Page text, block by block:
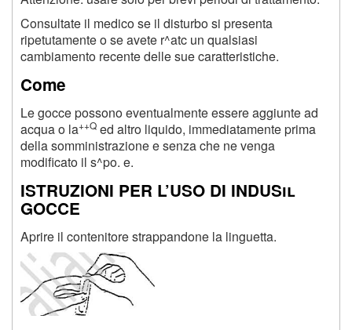
Consultate il medico se il disturbo si presenta
ripetutamente o se avete r^atc un qualsiasi
cambiamento recente delle sue caratteristiche.
Come
Le gocce possono eventualmente essere aggiunte ad
acqua o la++Q ed altro liquido, immediatamente prima
della somministrazione e senza che ne venga
modificato il s^po. e.
ISTRUZIONI PER L’USO DI INDUSil
GOCCE
Aprire il contenitore strappandone la linguetta.